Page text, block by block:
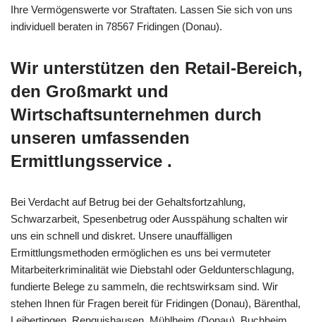
Ihre Vermögenswerte vor Straftaten. Lassen Sie sich von uns
individuell beraten in 78567 Fridingen (Donau).
Wir unterstützen den Retail-Bereich,
den Großmarkt und
Wirtschaftsunternehmen durch
unseren umfassenden
Ermittlungsservice .
Bei Verdacht auf Betrug bei der Gehaltsfortzahlung,
Schwarzarbeit, Spesenbetrug oder Ausspähung schalten wir
uns ein schnell und diskret. Unsere unauffälligen
Ermittlungsmethoden ermöglichen es uns bei vermuteter
Mitarbeiterkriminalität wie Diebstahl oder Geldunterschlagung,
fundierte Belege zu sammeln, die rechtswirksam sind. Wir
stehen Ihnen für Fragen bereit für Fridingen (Donau), Bärenthal,